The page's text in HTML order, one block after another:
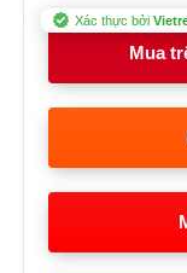
Xác thực bởi
Mua